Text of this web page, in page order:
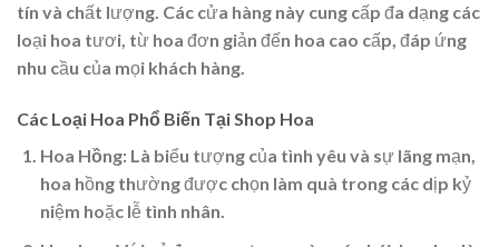
tín và chất lượng. Các cửa hàng này cung cấp đa dạng các
loại hoa tươi, từ hoa đơn giản đến hoa cao cấp, đáp ứng
nhu cầu của mọi khách hàng.
Các Loại Hoa Phổ Biến Tại Shop Hoa
Hoa Hồng:Là biểu tượng của tình yêu và sự lãng mạn,
hoa hồng thường được chọn làm quà trong các dịp kỷ
niệm hoặc lễ tình nhân.